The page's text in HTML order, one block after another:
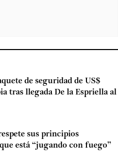
de seguridad de US$
tras llegada De la Espriella al
sus principios
está “jugando con fuego”